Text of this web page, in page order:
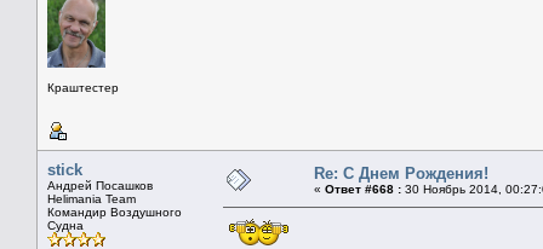
Краштестер
stick
Андрей Посашков
Helimania Team
Командир Воздушного
Судна
Re: С Днем Рождения!
« Ответ #668 : 30 Ноябрь 2014,